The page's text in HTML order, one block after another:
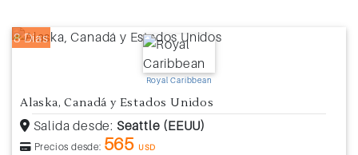
8 Días
Royal Caribbean
Alaska, Canadá y Estados Unidos
Salida desde: Seattle (EEUU)
Precios desde: 565 USD